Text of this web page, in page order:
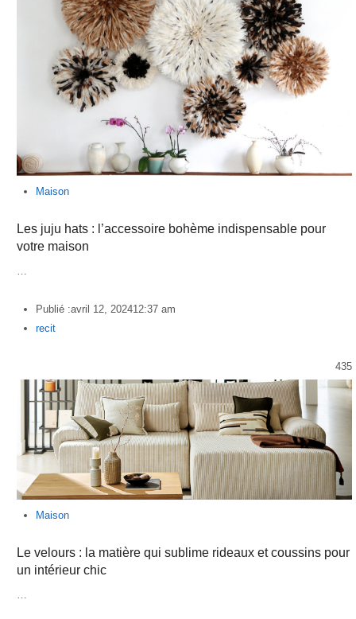
Maison
Les juju hats : l’accessoire bohème indispensable pour
votre maison
Publié :avril 12, 202412:37 am
Author
recit
435
Maison
Le velours : la matière qui sublime rideaux et coussins pour
un intérieur chic
…